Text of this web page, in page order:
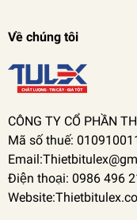
Về chúng tôi
CÔNG TY CỔ PHẦN
Mã số thuế:
Điện thoại: 0986 496